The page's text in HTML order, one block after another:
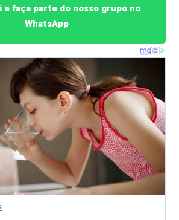
e faça parte do nosso grupo no
WhatsApp